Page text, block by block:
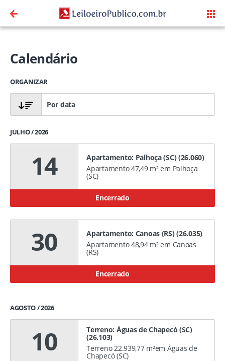
Calendário
ORGANIZAR
Por data
JULHO / 2026
14
Apartamento: Palhoça (SC) (26.060)
Apartamento 47,49 m² em Palhoça
(SC)
Encerrado
30
Apartamento: Canoas (RS) (26.035)
Apartamento 48,94 m² em Canoas
(RS)
Encerrado
AGOSTO / 2026
10 Terreno: Águas de Chapecó (SC)
(26.103)
Terreno 22.939,77 m²em Águas de
Chapecó (SC)